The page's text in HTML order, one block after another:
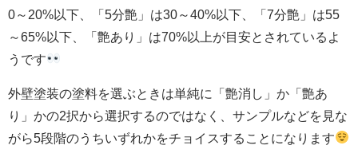
0～20%以下、「5分艶」は30～40%以下、「7分艶」は55
～65%以下、「艶あり」は70%以上が目安とされているよ
うです
外壁塗装の塗料を選ぶときは単純に「艶消し」か「艶あ
り」かの2択から選択するのではなく、サンプルなどを見な
がら5段階のうちいずれかをチョイスすることになります